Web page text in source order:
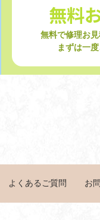
無料
無料で修理お見
まずは一
よくあるご質問 お